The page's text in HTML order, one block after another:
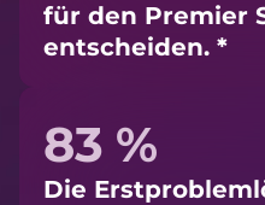
für den Premier
entscheiden. *
83 %
Die